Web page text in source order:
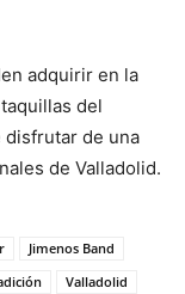
adquirir en la
del
de una
de Valladolid.
Jimenos Band
Valladolid